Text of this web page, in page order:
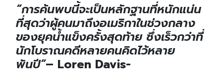
“การค้นพบนี้จะเป็นหลักฐานที่หนักแน่น
ที่สุดว่าผู้คนมาถึงอเมริกาในช่วงกลาง
ของยุคน้ำแข็งครั้งสุดท้าย ซึ่งเร็วกว่าที่
นักโบราณคดีหลายคนคิดไว้หลาย
พันปี”– Loren Davis-